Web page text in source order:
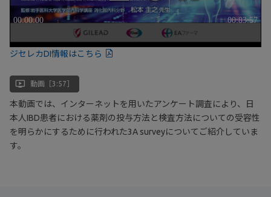
ジセレカDI情報はこちら
ondemand_video 動画［3:57］
本動画では、インターネットを用いたアンケート調査により、日
本人IBD患者における薬剤の投与方法と検査方法についての受容性
を明らかにするために行われた3A surveyについてご紹介していま
す。